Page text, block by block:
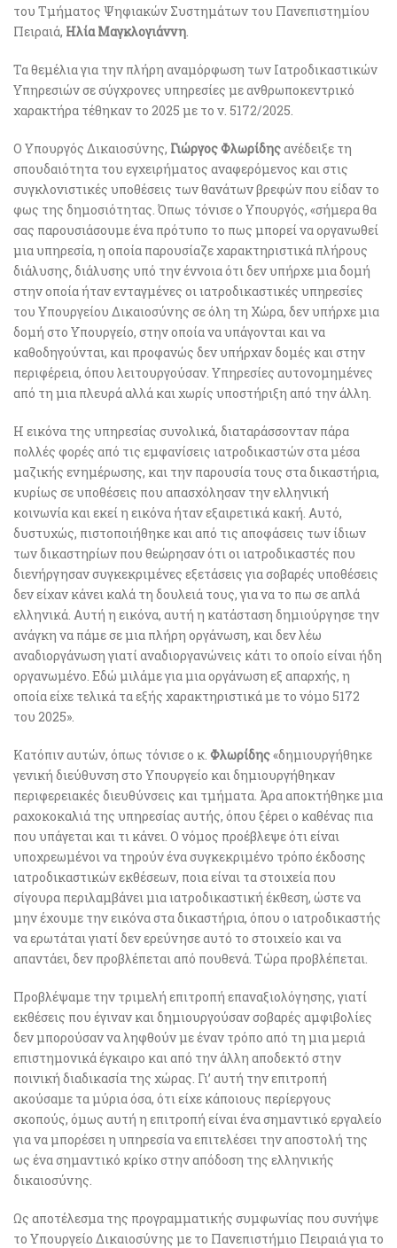
του Τμήματος Ψηφιακών Συστημάτων του Πανεπιστημίου
Πειραιά, Ηλία Μαγκλογιάννη
Τα θεμέλια για την πλήρη αναμόρφωση των Ιατροδικαστικών
Υπηρεσιών σε σύγχρονες υπηρεσίες με ανθρωποκεντρικό
χαρακτήρα τέθηκαν το 2025 με το ν. 5172/2025.
Ο Υπουργός Δικαιοσύνης, Γιώργος Φλωρίδηςανέδειξε τη
σπουδαιότητα του εγχειρήματος αναφερόμενος και στις
συγκλονιστικές υποθέσεις των θανάτων βρεφών που είδαν το
φως της δημοσιότητας. Όπως τόνισε ο Υπουργός, «σήμερα θα
σας παρουσιάσουμε ένα πρότυπο το πως μπορεί να οργανωθεί
μια υπηρεσία, η οποία παρουσίαζε χαρακτηριστικά πλήρους
διάλυσης, διάλυσης υπό την έννοια ότι δεν υπήρχε μια δομή
στην οποία ήταν ενταγμένες οι ιατροδικαστικές υπηρεσίες
του Υπουργείου Δικαιοσύνης σε όλη τη Χώρα, δεν υπήρχε μια
δομή στο Υπουργείο, στην οποία να υπάγονται και να
καθοδηγούνται, και προφανώς δεν υπήρχαν δομές και στην
περιφέρεια, όπου λειτουργούσαν. Υπηρεσίες αυτονομημένες
από τη μια πλευρά αλλά και χωρίς υποστήριξη από την άλλη.
Η εικόνα της υπηρεσίας συνολικά, διαταράσσονταν πάρα
πολλές φορές από τις εμφανίσεις ιατροδικαστών στα μέσα
μαζικής ενημέρωσης, και την παρουσία τους στα δικαστήρια,
κυρίως σε υποθέσεις που απασχόλησαν την ελληνική
κοινωνία και εκεί η εικόνα ήταν εξαιρετικά κακή. Αυτό,
δυστυχώς, πιστοποιήθηκε και από τις αποφάσεις των ίδιων
των δικαστηρίων που θεώρησαν ότι οι ιατροδικαστές που
διενήργησαν συγκεκριμένες εξετάσεις για σοβαρές υποθέσεις
δεν είχαν κάνει καλά τη δουλειά τους, για να το πω σε απλά
ελληνικά. Αυτή η εικόνα, αυτή η κατάσταση δημιούργησε την
ανάγκη να πάμε σε μια πλήρη οργάνωση, και δεν λέω
αναδιοργάνωση γιατί αναδιοργανώνεις κάτι το οποίο είναι ήδη
οργανωμένο. Εδώ μιλάμε για μια οργάνωση εξ απαρχής, η
οποία είχε τελικά τα εξής χαρακτηριστικά με το νόμο 5172
του 2025».
Κατόπιν αυτών, όπως τόνισε ο κ. Φλωρίδης«δημιουργήθηκε
γενική διεύθυνση στο Υπουργείο και δημιουργήθηκαν
περιφερειακές διευθύνσεις και τμήματα. Άρα αποκτήθηκε μια
ραχοκοκαλιά της υπηρεσίας αυτής, όπου ξέρει ο καθένας πια
που υπάγεται και τι κάνει. Ο νόμος προέβλεψε ότι είναι
υποχρεωμένοι να τηρούν ένα συγκεκριμένο τρόπο έκδοσης
ιατροδικαστικών εκθέσεων, ποια είναι τα στοιχεία που
σίγουρα περιλαμβάνει μια ιατροδικαστική έκθεση, ώστε να
μην έχουμε την εικόνα στα δικαστήρια, όπου ο ιατροδικαστής
να ερωτάται γιατί δεν ερεύνησε αυτό το στοιχείο και να
απαντάει, δεν προβλέπεται από πουθενά. Τώρα προβλέπεται.
Προβλέψαμε την τριμελή επιτροπή επαναξιολόγησης, γιατί
εκθέσεις που έγιναν και δημιουργούσαν σοβαρές αμφιβολίες
δεν μπορούσαν να ληφθούν με έναν τρόπο από τη μια μεριά
επιστημονικά έγκαιρο και από την άλλη αποδεκτό στην
ποινική διαδικασία της χώρας. Γι’ αυτή την επιτροπή
ακούσαμε τα μύρια όσα, ότι είχε κάποιους περίεργους
σκοπούς, όμως αυτή η επιτροπή είναι ένα σημαντικό εργαλείο
για να μπορέσει η υπηρεσία να επιτελέσει την αποστολή της
ως ένα σημαντικό κρίκο στην απόδοση της ελληνικής
δικαιοσύνης.
Ως αποτέλεσμα της προγραμματικής συμφωνίας που συνήψε
το Υπουργείο Δικαιοσύνης με το Πανεπιστήμιο Πειραιά για το